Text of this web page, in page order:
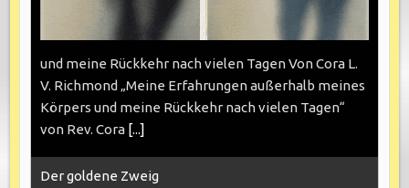
und meine Rückkehr nach vielen Tagen Von Cora L.
V. Richmond „Meine Erfahrungen außerhalb meines
Körpers und meine Rückkehr nach vielen Tagen“
von Rev. Cora [...]
Der goldene Zweig